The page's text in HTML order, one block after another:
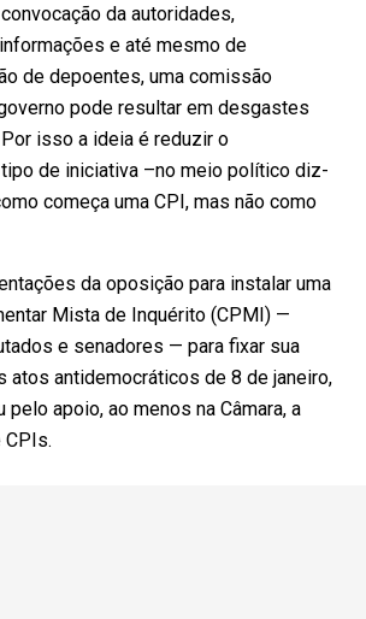
da autoridades,
e até mesmo de
de depoentes, uma comissão
pode resultar em desgastes
isso a ideia é reduzir o
de iniciativa –no meio político diz-
começa uma CPI, mas não como
da oposição para instalar uma
Mista de Inquérito (CPMI) —
e senadores — para fixar sua
atos antidemocráticos de 8 de janeiro,
apoio, ao menos na Câmara, a